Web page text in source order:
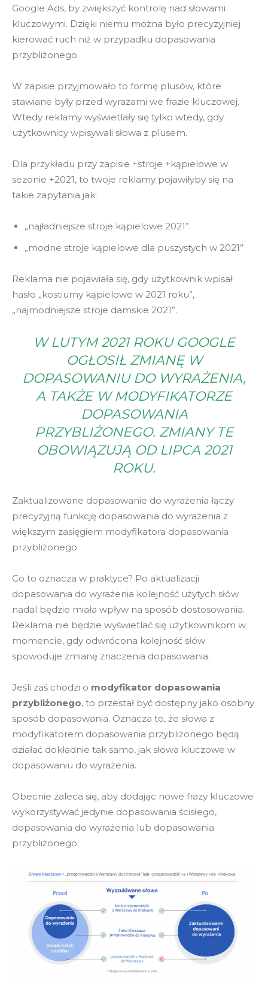
Google Ads, by zwiększyć kontrolę nad słowami
kluczowymi. Dzięki niemu można było precyzyjniej
kierować ruch niż w przypadku dopasowania
przybliżonego.
W zapisie przyjmowało to formę plusów, które
stawiane były przed wyrazami we frazie kluczowej.
Wtedy reklamy wyświetlały się tylko wtedy, gdy
użytkownicy wpisywali słowa z plusem.
Dla przykładu przy zapisie +stroje +kąpielowe w
sezonie +2021, to twoje reklamy pojawiłyby się na
takie zapytania jak:
„najładniejsze stroje kąpielowe 2021”
„modne stroje kąpielowe dla puszystych w 2021”
Reklama nie pojawiała się, gdy użytkownik wpisał
hasło „kostiumy kąpielowe w 2021 roku”,
„najmodniejsze stroje damskie 2021”.
W LUTYM 2021 ROKU GOOGLE
OGŁOSIŁ ZMIANĘ W
DOPASOWANIU DO WYRAŻENIA,
A TAKŻE W MODYFIKATORZE
DOPASOWANIA
PRZYBLIŻONEGO. ZMIANY TE
OBOWIĄZUJĄ OD LIPCA 2021
ROKU.
Zaktualizowane dopasowanie do wyrażenia łączy
precyzyjną funkcję dopasowania do wyrażenia z
większym zasięgiem modyfikatora dopasowania
przybliżonego.
Co to oznacza w praktyce? Po aktualizacji
dopasowania do wyrażenia kolejność użytych słów
nadal będzie miała wpływ na sposób dostosowania.
Reklama nie będzie wyświetlać się użytkownikom w
momencie, gdy odwrócona kolejność słów
spowoduje zmianę znaczenia dopasowania.
Jeśli zaś chodzi o modyfikator dopasowania
przybliżonego, to przestał być dostępny jako osobny
sposób dopasowania. Oznacza to, że słowa z
modyfikatorem dopasowania przybliżonego będą
działać dokładnie tak samo, jak słowa kluczowe w
dopasowaniu do wyrażenia.
Obecnie zaleca się, aby dodając nowe frazy kluczowe
wykorzystywać jedynie dopasowania ścisłego,
dopasowania do wyrażenia lub dopasowania
przybliżonego.